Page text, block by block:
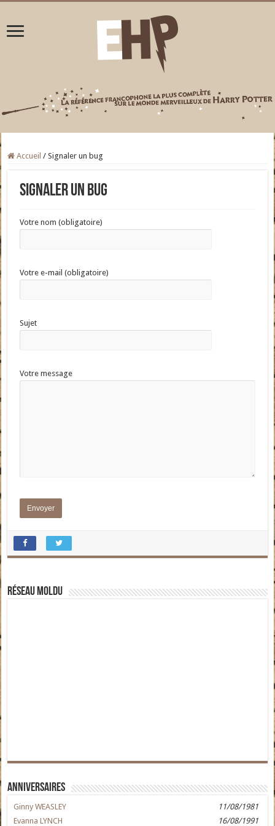
Accueil / Signaler un bug
Signaler un bug
Votre nom (obligatoire)
Votre e-mail (obligatoire)
Sujet
Votre message
Réseau moldu
Anniversaires
Ginny WEASLEY
11/08/1981
Evanna LYNCH
16/08/1991